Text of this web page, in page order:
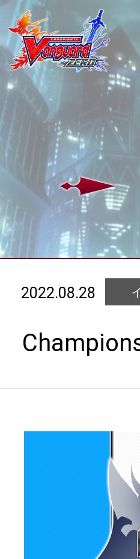
2022.08.28